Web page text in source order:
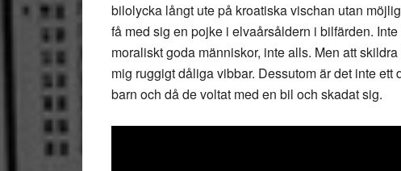
bilolycka långt ute på kroatiska vischan utan
få med sig en pojke i elvaårsåldern i bilfärden.
moraliskt goda människor, inte alls. Men att
mig ruggigt dåliga vibbar. Dessutom är det inte
barn och då de voltat med en bil och skadat sig.